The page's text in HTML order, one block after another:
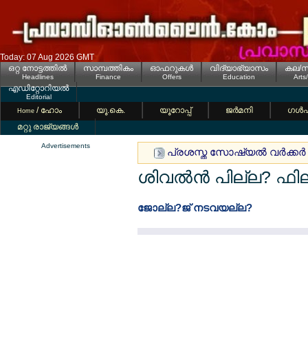
Today: 07 Aug 2026 GMT
ഒറ്റ നോട്ടത്തില്‍
Headlines
സാമ്പത്തികം
Finance
ഓഫറുകള്‍
Offers
വിദ്യാഭ്യാസം
Education
കല/
എഡിറ്റോറിയല്‍
Editorial
Home / ഹോം യൂ.കെ. യൂറോപ്പ് ജര്‍മനി
മറ്റു രാജ്യങ്ങള്‍
Advertisements
പ്രശസ്ത സോഷ്യല്‍ വര്‍ക്കര്‍
ശിവല്‍ന്‍ പില്ല?
ജോല്ല?ജ് നടവയല്ല?